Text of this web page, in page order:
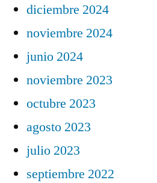
diciembre 2024
noviembre 2024
junio 2024
noviembre 2023
octubre 2023
agosto 2023
julio 2023
septiembre 2022